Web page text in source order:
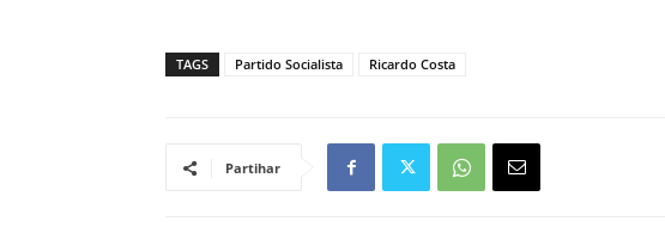
TAGS Partido Socialista Ricardo Costa
Partihar